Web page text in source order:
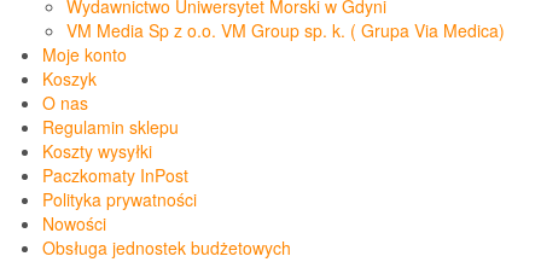
Wydawnictwo Uniwersytet Morski w Gdyni
VM Media Sp z o.o. VM Group sp. k. ( Grupa Via Medica)
Moje konto
Koszyk
O nas
Regulamin sklepu
Koszty wysyłki
Paczkomaty InPost
Polityka prywatności
Nowości
Obsługa jednostek budżetowych